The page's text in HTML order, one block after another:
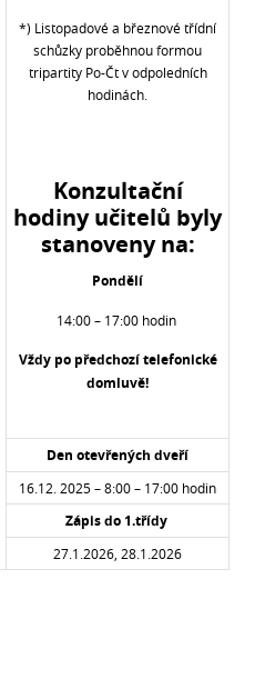
*) Listopadové a březnové třídní
schůzky proběhnou formou
tripartity Po-Čt v odpoledních
hodinách.
Konzultační
hodiny učitelů byly
stanoveny na:
Pondělí
14:00 – 17:00 hodin
Vždy po předchozí telefonické
domluvě!
Den otevřených dveří
16.12. 2025 – 8:00 – 17:00 hodin
Zápis do 1.třídy
27.1.2026, 28.1.2026